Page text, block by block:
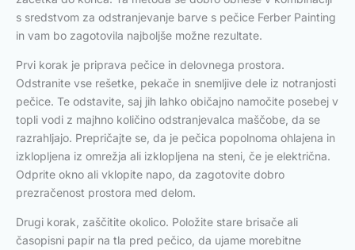
s sredstvom za odstranjevanje barve s pečice Ferber Painting
in vam bo zagotovila najboljše možne rezultate.
Prvi korak je priprava pečice in delovnega prostora.
Odstranite vse rešetke, pekače in snemljive dele iz notranjosti
pečice. Te odstavite, saj jih lahko običajno namočite posebej v
topli vodi z majhno količino odstranjevalca maščobe, da se
razrahljajo. Prepričajte se, da je pečica popolnoma ohlajena in
izklopljena iz omrežja ali izklopljena na steni, če je električna.
Odprite okno ali vklopite napo, da zagotovite dobro
prezračenost prostora med delom.
Drugi korak, zaščitite okolico. Položite stare brisače ali
časopisni papir na tla pred pečico, da ujame morebitne